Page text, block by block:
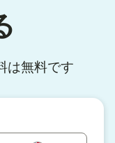
は無料です